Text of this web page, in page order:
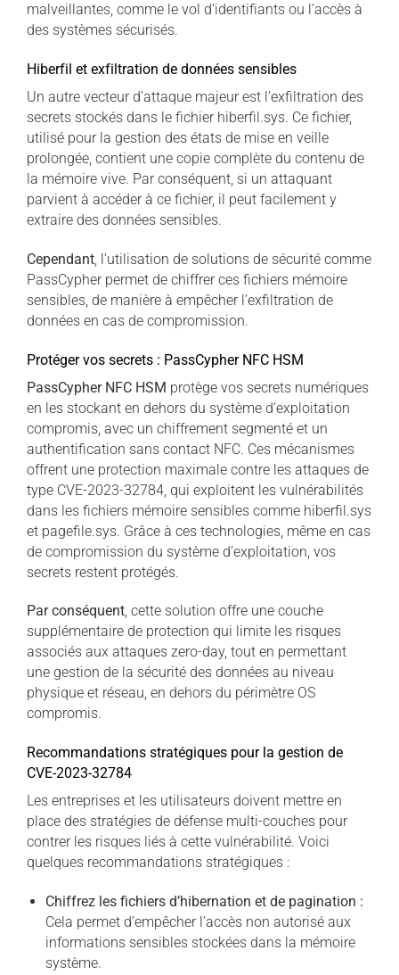
malveillantes, comme le vol d’identifiants ou l’accès à
des systèmes sécurisés.
Hiberfil et exfiltration de données sensibles
Un autre vecteur d’attaque majeur est l’exfiltration des
secrets stockés dans le fichier hiberfil.sys. Ce fichier,
utilisé pour la gestion des états de mise en veille
prolongée, contient une copie complète du contenu de
la mémoire vive. Par conséquent, si un attaquant
parvient à accéder à ce fichier, il peut facilement y
extraire des données sensibles.
Cependant, l’utilisation de solutions de sécurité comme
PassCypher permet de chiffrer ces fichiers mémoire
sensibles, de manière à empêcher l’exfiltration de
données en cas de compromission.
Protéger vos secrets : PassCypher NFC HSM
PassCypher NFC HSM protège vos secrets numériques
en les stockant en dehors du système d’exploitation
compromis, avec un chiffrement segmenté et un
authentification sans contact NFC. Ces mécanismes
offrent une protection maximale contre les attaques de
type CVE-2023-32784, qui exploitent les vulnérabilités
dans les fichiers mémoire sensibles comme hiberfil.sys
et pagefile.sys. Grâce à ces technologies, même en cas
de compromission du système d’exploitation, vos
secrets restent protégés.
Par conséquent, cette solution offre une couche
supplémentaire de protection qui limite les risques
associés aux attaques zero-day, tout en permettant
une gestion de la sécurité des données au niveau
physique et réseau, en dehors du périmètre OS
compromis.
Recommandations stratégiques pour la gestion de
CVE-2023-32784
Les entreprises et les utilisateurs doivent mettre en
place des stratégies de défense multi-couches pour
contrer les risques liés à cette vulnérabilité. Voici
quelques recommandations stratégiques :
Chiffrez les fichiers d’hibernation et de pagination :
Cela permet d’empêcher l’accès non autorisé aux
informations sensibles stockées dans la mémoire
système.